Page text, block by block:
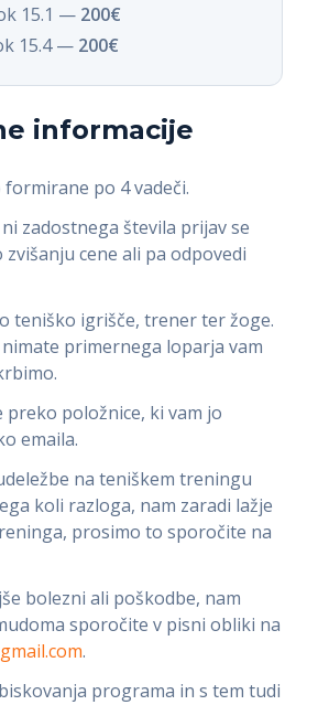
15.1 — 200€
15.4— 200€
informacije
po 4 vadeči.
zadostnega števila prijav se
cene ali pa odpovedi
teniško igrišče, trener ter žoge.
primernega loparja vam
preko položnice, ki vam jo
emaila.
na teniškem treningu
koli razloga, nam zaradi lažje
prosimo to sporočite na
bolezni ali poškodbe, nam
sporočite v pisni obliki na
.
programa in s tem tudi